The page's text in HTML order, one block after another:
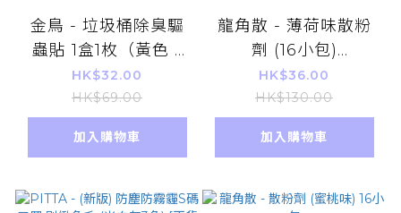
金鳥 - 垃圾桶除臭驅
蟲貼 1盒1枚（黃色 -
柑橘味）
HK$32.00
HK$69.00
加入購物車
龍角散 - 薄荷味散粉
劑 (16小包)
(210535/215103)
HK$36.00
HK$130.00
加入購物車